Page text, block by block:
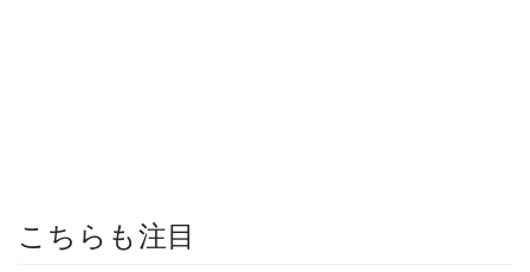
こちらも注目